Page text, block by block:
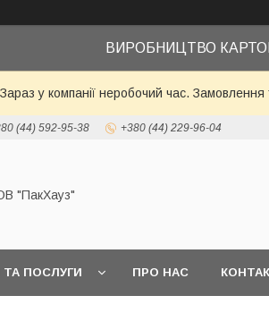
ВИРОБНИЦТВО
Зараз у компанії неробочий час.
(44) 592-95-38 +380 (44) 229-96-04
"ПакХауз"
ТА ПОСЛУГИ ПРО НАС